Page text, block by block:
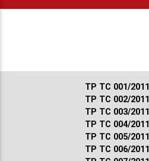
ТР ТС 001/2011
ТР ТС 002/2011
ТР ТС 003/2011
ТР ТС 004/2011
ТР ТС 005/2011
ТР ТС 006/2011